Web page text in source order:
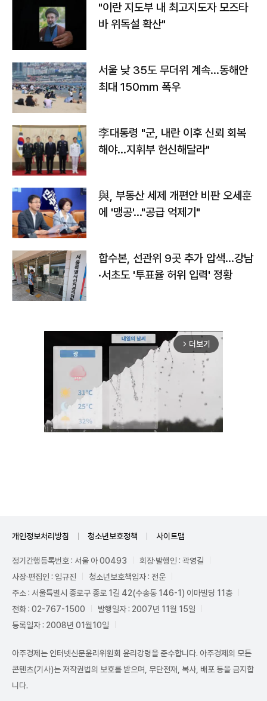
"이란 지도부 내 최고지도자 모즈타
바 위독설 확산"
서울 낮 35도 무더위 계속…동해안
최대 150㎜ 폭우
李대통령 "군, 내란 이후 신뢰 회복
해야…지휘부 헌신해달라"
與, 부동산 세제 개편안 비판 오세훈
에 '맹공'…"공급 억제기"
합수본, 선관위 9곳 추가 압색…강남
·서초도 '투표율 허위 입력' 정황
arrow_forward_ios 더보기
개인정보처리방침 청소년보호정책 사이트맵
정기간행등록번호 : 서울 아 00493
회장·발행인 : 곽영길
사장·편집인 : 임규진
청소년보호책임자 : 전운
주소 : 서울특별시 종로구 종로 1길 42(수송동 146-1) 이마빌딩 11층
전화 : 02-767-1500
발행일자 : 2007년 11월 15일
등록일자 : 2008년 01월10일
아주경제는 인터넷신문윤리위원회 윤리강령을 준수합니다. 아주경제의 모든
콘텐츠(기사)는 저작권법의 보호를 받으며, 무단전재, 복사, 배포 등을 금지합
니다.